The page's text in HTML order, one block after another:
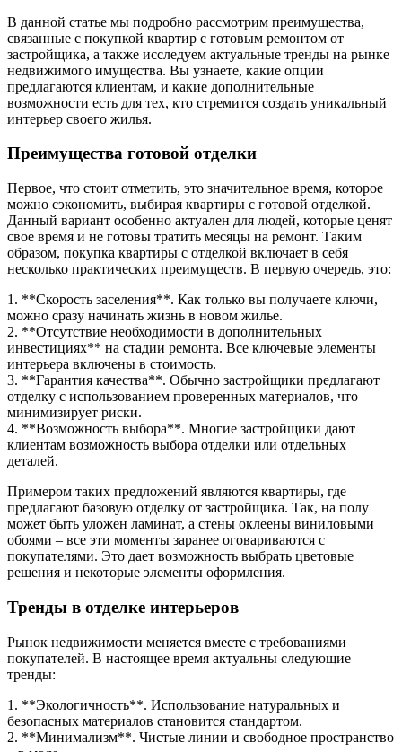
В данной статье мы подробно рассмотрим преимущества,
связанные с покупкой квартир с готовым ремонтом от
застройщика, а также исследуем актуальные тренды на рынке
недвижимого имущества. Вы узнаете, какие опции
предлагаются клиентам, и какие дополнительные
возможности есть для тех, кто стремится создать уникальный
интерьер своего жилья.
Преимущества готовой отделки
Первое, что стоит отметить, это значительное время, которое
можно сэкономить, выбирая квартиры с готовой отделкой.
Данный вариант особенно актуален для людей, которые ценят
свое время и не готовы тратить месяцы на ремонт. Таким
образом, покупка квартиры с отделкой включает в себя
несколько практических преимуществ. В первую очередь, это:
1. **Скорость заселения**. Как только вы получаете ключи,
можно сразу начинать жизнь в новом жилье.
2. **Отсутствие необходимости в дополнительных
инвестициях** на стадии ремонта. Все ключевые элементы
интерьера включены в стоимость.
3. **Гарантия качества**. Обычно застройщики предлагают
отделку с использованием проверенных материалов, что
минимизирует риски.
4. **Возможность выбора**. Многие застройщики дают
клиентам возможность выбора отделки или отдельных
деталей.
Примером таких предложений являются квартиры, где
предлагают базовую отделку от застройщика. Так, на полу
может быть уложен ламинат, а стены оклеены виниловыми
обоями – все эти моменты заранее оговариваются с
покупателями. Это дает возможность выбрать цветовые
решения и некоторые элементы оформления.
Тренды в отделке интерьеров
Рынок недвижимости меняется вместе с требованиями
покупателей. В настоящее время актуальны следующие
тренды:
1. **Экологичность**. Использование натуральных и
безопасных материалов становится стандартом.
2. **Минимализм**. Чистые линии и свободное пространство